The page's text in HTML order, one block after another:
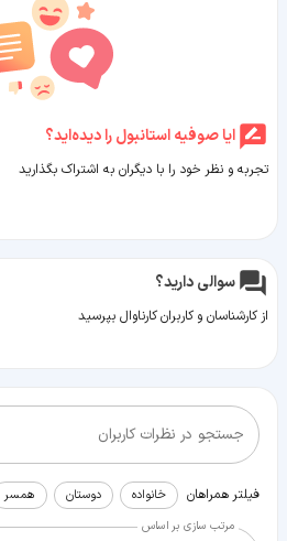
ایا صوفیه استانبول را دیده‌اید؟
تجربه و نظر خود را با دیگران به اشتراک بگذارید
سوالی دارید؟
از کارشناسان و کاربران کارناوال بپرسید
جستجو در نظرات کاربران
فیلتر همراهان خانواده دوستان همسر
مرتب سازی بر اساس